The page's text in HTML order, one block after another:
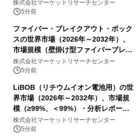
他）・分析レポートを発表
株式会社マーケットリサーチセンター
5分前
ファイバー・ブレイクアウト・ボック
スの世界市場（2026年～2032年）、
市場規模（壁掛け型ファイバーブレー
クアウトボックス、ラックマウント型
ファイバーブレークアウトボックス、
株式会社マーケットリサーチセンター
5分前
LiBOB（リチウムイオン電池用）の世
界市場（2026年～2032年）、市場規
模（≥99%、＜99%）・分析レポート
を発表
株式会社マーケットリサーチセンター
5分前